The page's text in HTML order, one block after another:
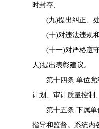
时封存;
(九)提出纠正、处
(十)对违法违规和
(十一)对严格遵守
人)提出表彰建议。
第十四条 单位党组
计划、审计质量控制
第十五条 下属单位
指导和监督。系统内